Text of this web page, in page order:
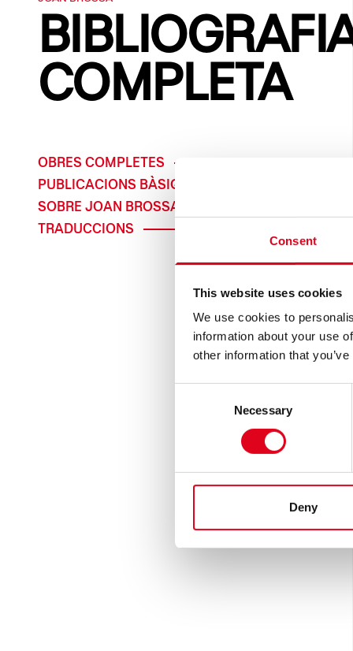
Consent
This website uses cookies
We use cookies to
information about your use
other information that
Necessary
Deny
COMPLETA
OBRES COMPLETES
PUBLICACIONS BÀSIQUES
SOBRE JOAN BROSSA
TRADUCCIONS